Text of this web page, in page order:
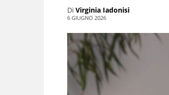
Di Virginia Iadonisi
6 GIUGNO 2026